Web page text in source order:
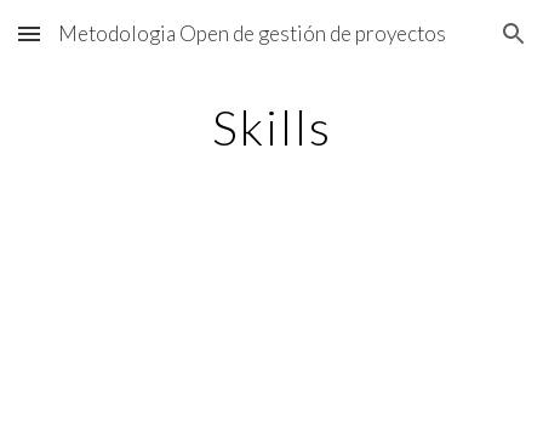
Skip to main content Skip to navigation
Metodologia Open de gestión de proyectos
Skills